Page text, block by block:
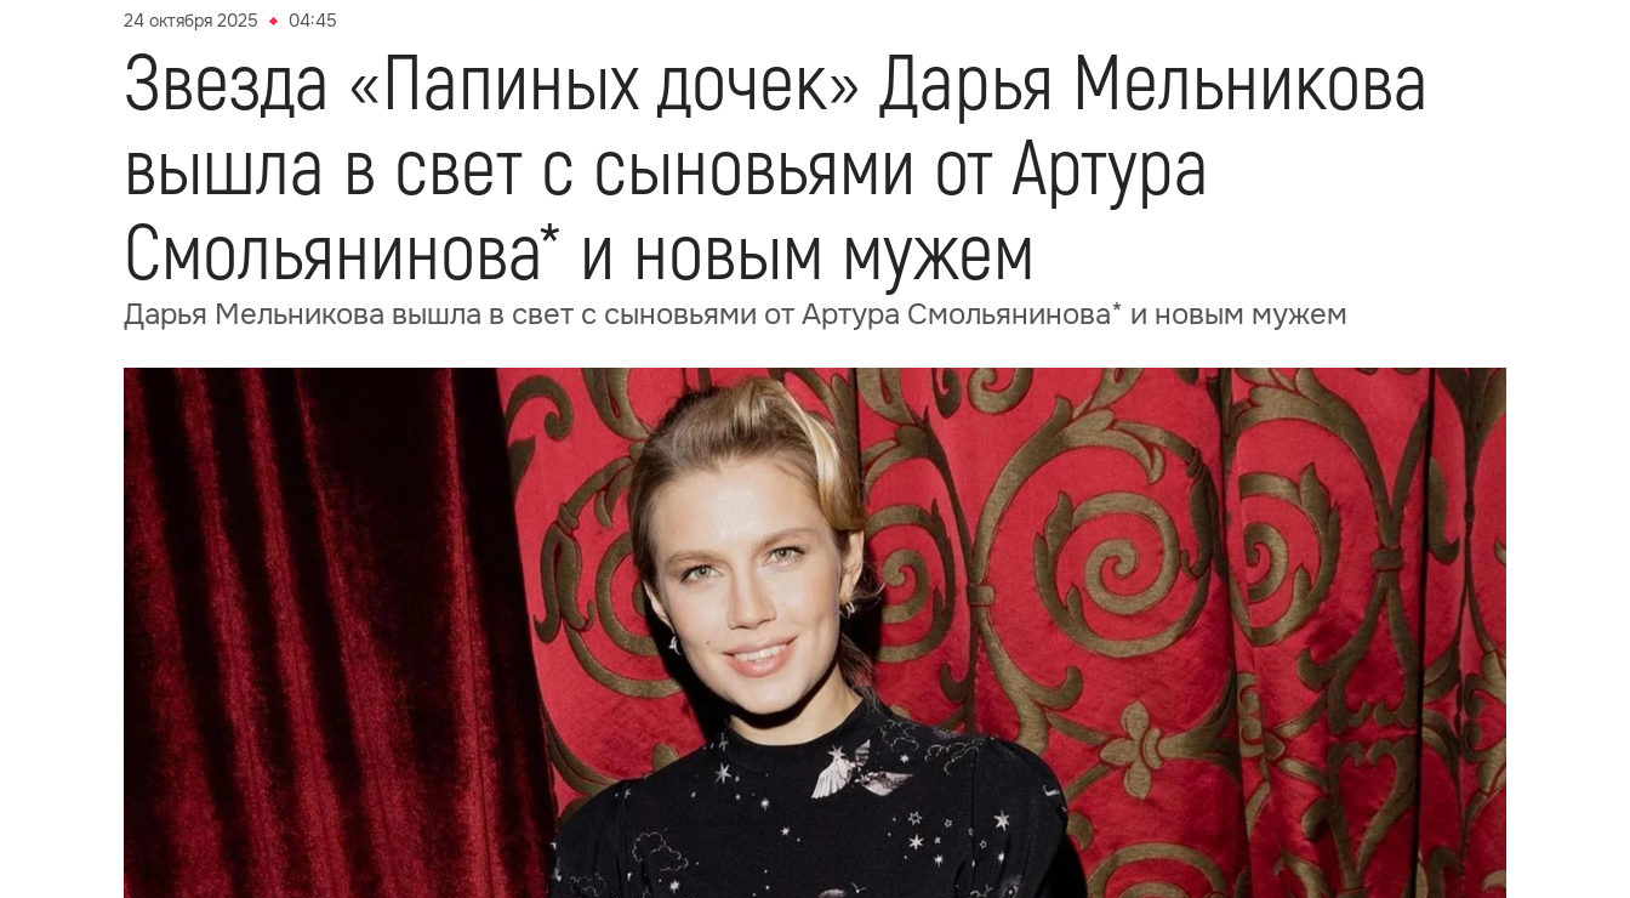
24 октября 2025 04:45
Звезда «Папиных дочек» Дарья Мельникова
вышла в свет с сыновьями от Артура
Смольянинова* и новым мужем
Дарья Мельникова вышла в свет с сыновьями от Артура Смольянинова* и новым мужем